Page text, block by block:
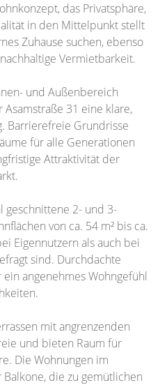
das Privatsphäre,
in den Mittelpunkt stellt
Zuhause suchen, ebenso
Vermietbarkeit.
und Außenbereich
31 eine klare,
Barrierefreie Grundrisse
für alle Generationen
Attraktivität der
geschnittene 2- und 3-
von ca. 54 m² bis ca.
Eigennutzern als auch bei
sind. Durchdachte
angenehmes Wohngefühl
mit angrenzenden
und bieten Raum für
Die Wohnungen im
die zu gemütlichen